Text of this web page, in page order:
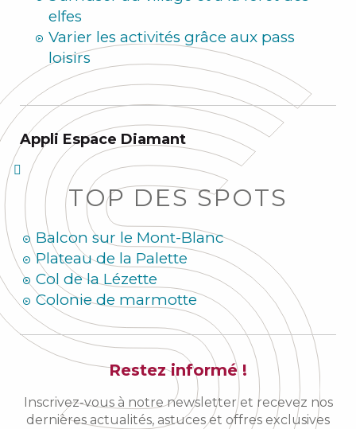
elfes
Varier les activités grâce aux pass
loisirs
Appli Espace Diamant
TOP DES SPOTS
Balcon sur le Mont-Blanc
Plateau de la Palette
Col de la Lézette
Colonie de marmotte
Restez informé !
Inscrivez-vous à notre newsletter et recevez nos
dernières actualités, astuces et offres exclusives